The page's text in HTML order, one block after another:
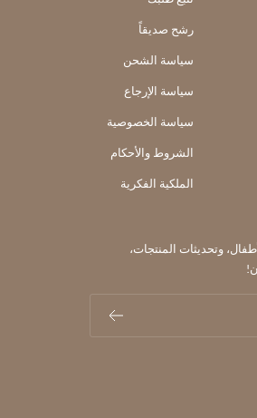
رشح صديقاً
سياسة الشحن
سياسة الإرجاع
سياسة الخصوصية
الشروط والأحكام
الملكية الفكرية
وتحديثات المنتجات،